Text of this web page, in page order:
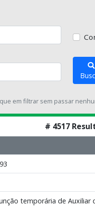
em filtrar sem passar
# 4517
temporária de Auxiliar